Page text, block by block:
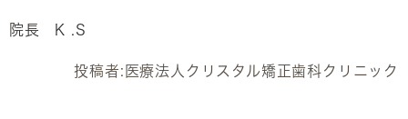
院長 K .S
投稿者: 医療法人クリスタル矯正歯科クリニック